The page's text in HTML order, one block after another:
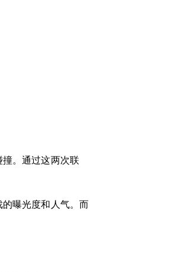
。通过这两次联
曝光度和人气。而